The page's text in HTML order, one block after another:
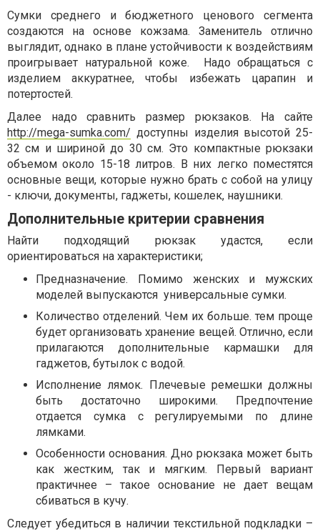
Сумки среднего и бюджетного ценового сегмента
создаются на основе кожзама. Заменитель отлично
выглядит, однако в плане устойчивости к воздействиям
проигрывает натуральной коже. Надо обращаться с
изделием аккуратнее, чтобы избежать царапин и
потертостей.
Далее надо сравнить размер рюкзаков. На сайте
http://mega-sumka.com/ доступны изделия высотой 25-
32 см и шириной до 30 см. Это компактные рюкзаки
объемом около 15-18 литров. В них легко поместятся
основные вещи, которые нужно брать с собой на улицу
- ключи, документы, гаджеты, кошелек, наушники.
Дополнительные критерии сравнения
Найти подходящий рюкзак удастся, если
ориентироваться на характеристики;
Предназначение. Помимо женских и мужских
моделей выпускаются универсальные сумки.
Количество отделений. Чем их больше. тем проще
будет организовать хранение вещей. Отлично, если
прилагаются дополнительные кармашки для
гаджетов, бутылок с водой.
Исполнение лямок. Плечевые ремешки должны
быть достаточно широкими. Предпочтение
отдается сумка с регулируемыми по длине
лямками.
Особенности основания. Дно рюкзака может быть
как жестким, так и мягким. Первый вариант
практичнее – такое основание не дает вещам
сбиваться в кучу.
Следует убедиться в наличии текстильной подкладки –